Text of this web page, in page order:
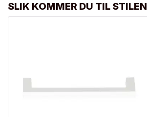
SLIK KOMMER DU TIL STILEN